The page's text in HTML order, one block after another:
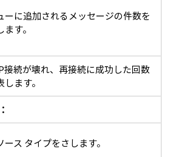
ーに追加されるメッセージの件数を
ます。
接続が壊れ、再接続に成功した回数
します。
ース タイプをさします。